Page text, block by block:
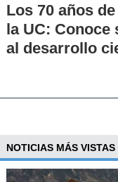
Los 70 años
la UC:
al desarrollo
NOTICIAS MÁS VISTAS